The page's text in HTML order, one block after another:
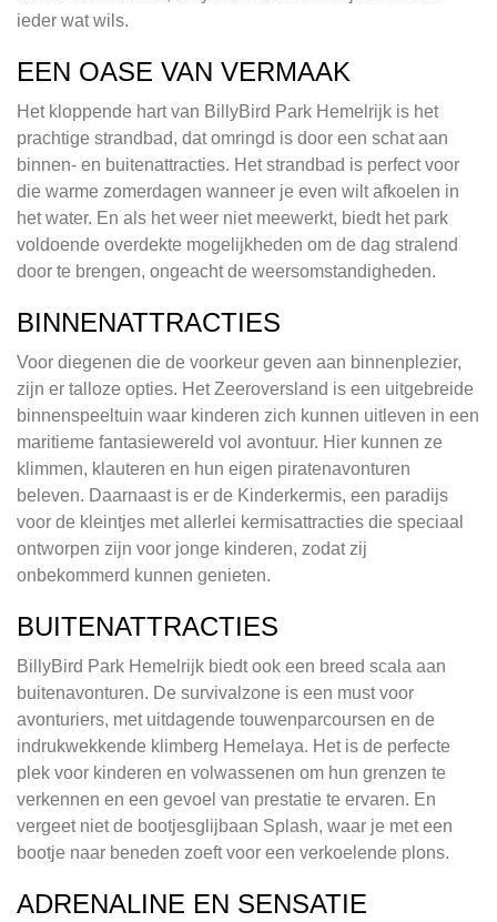
ieder wat wils.
EEN OASE VAN VERMAAK
Het kloppende hart van BillyBird Park Hemelrijk is het
prachtige strandbad, dat omringd is door een schat aan
binnen- en buitenattracties. Het strandbad is perfect voor
die warme zomerdagen wanneer je even wilt afkoelen in
het water. En als het weer niet meewerkt, biedt het park
voldoende overdekte mogelijkheden om de dag stralend
door te brengen, ongeacht de weersomstandigheden.
BINNENATTRACTIES
Voor diegenen die de voorkeur geven aan binnenplezier,
zijn er talloze opties. Het Zeeroversland is een uitgebreide
binnenspeeltuin waar kinderen zich kunnen uitleven in een
maritieme fantasiewereld vol avontuur. Hier kunnen ze
klimmen, klauteren en hun eigen piratenavonturen
beleven. Daarnaast is er de Kinderkermis, een paradijs
voor de kleintjes met allerlei kermisattracties die speciaal
ontworpen zijn voor jonge kinderen, zodat zij
onbekommerd kunnen genieten.
BUITENATTRACTIES
BillyBird Park Hemelrijk biedt ook een breed scala aan
buitenavonturen. De survivalzone is een must voor
avonturiers, met uitdagende touwenparcoursen en de
indrukwekkende klimberg Hemelaya. Het is de perfecte
plek voor kinderen en volwassenen om hun grenzen te
verkennen en een gevoel van prestatie te ervaren. En
vergeet niet de bootjesglijbaan Splash, waar je met een
bootje naar beneden zoeft voor een verkoelende plons.
ADRENALINE EN SENSATIE